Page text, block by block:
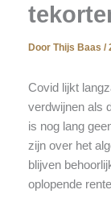
Door Thijs Baas /
Covid lijkt
verdwijnen als
is nog lang
zijn over het
blijven
oplopende